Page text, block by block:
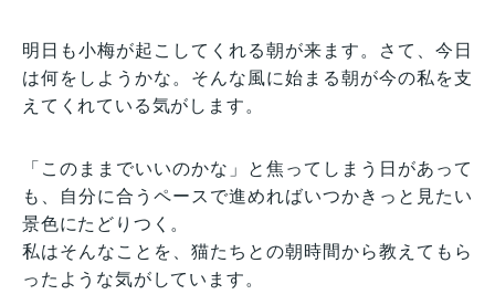
明日も小梅が起こしてくれる朝が来ます。さて、今日
は何をしようかな。そんな風に始まる朝が今の私を支
えてくれている気がします。
「このままでいいのかな」と焦ってしまう日があって
も、自分に合うペースで進めればいつかきっと見たい
景色にたどりつく。
私はそんなことを、猫たちとの朝時間から教えてもら
ったような気がしています。